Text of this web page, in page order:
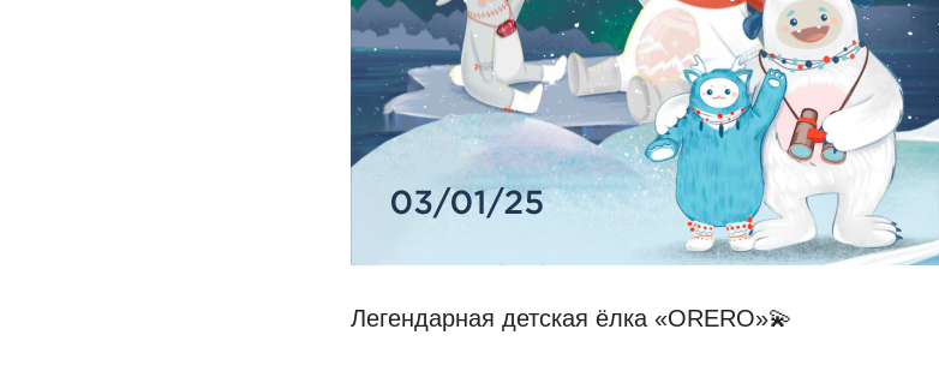
Легендарная детская ёлка «ORERO»💫